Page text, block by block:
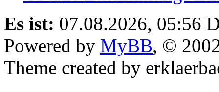
Es ist: 07.08.2026, 05:56
Powered by MyBB, ©
Theme created by